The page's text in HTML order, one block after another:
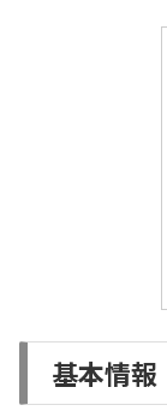
基本情報